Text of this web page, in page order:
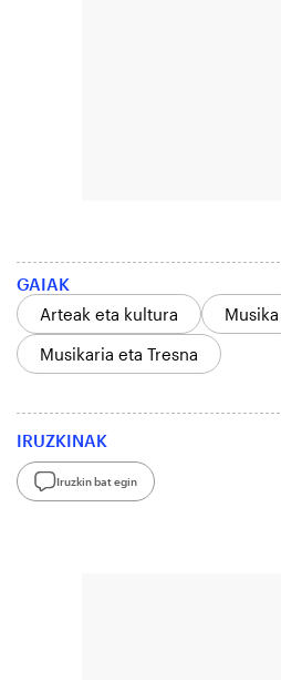
GAIAK
Arteak eta kultura
Musika
Musikaria eta Tresna
IRUZKINAK
Iruzkin bat egin